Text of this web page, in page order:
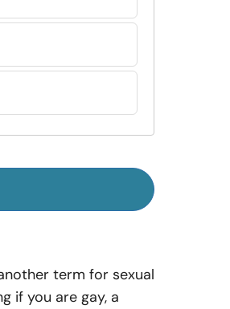
term for sexual
if you are gay, a